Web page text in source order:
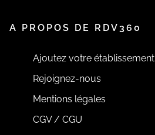
A PROPOS DE RDV360
Ajoutez votre établissement
Rejoignez-nous
Mentions légales
CGV / CGU